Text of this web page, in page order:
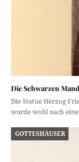
Die Schwarzen
Die Statue Herzog
wurde wohl nach
GOTTESHÄUSER